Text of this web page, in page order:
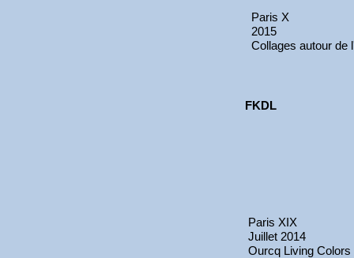
Paris X
2015
Collages autour de
FKDL
Paris XIX
Juillet 2014
Ourcq Living Colors